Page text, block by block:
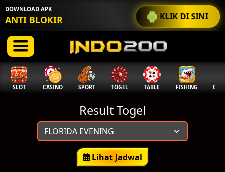
KLIK DI SINI
DOWNLOAD APK
ANTI BLOKIR
SLOT CASINO SPORT TOGEL TABLE FISHING
Result Togel
Lihat Jadwal